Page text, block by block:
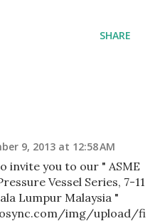
SHARE
9, 2013 at 12:58 AM
invite you to our " ASME
Vessel Series, 7-11
Lumpur Malaysia "
img/upload/fi